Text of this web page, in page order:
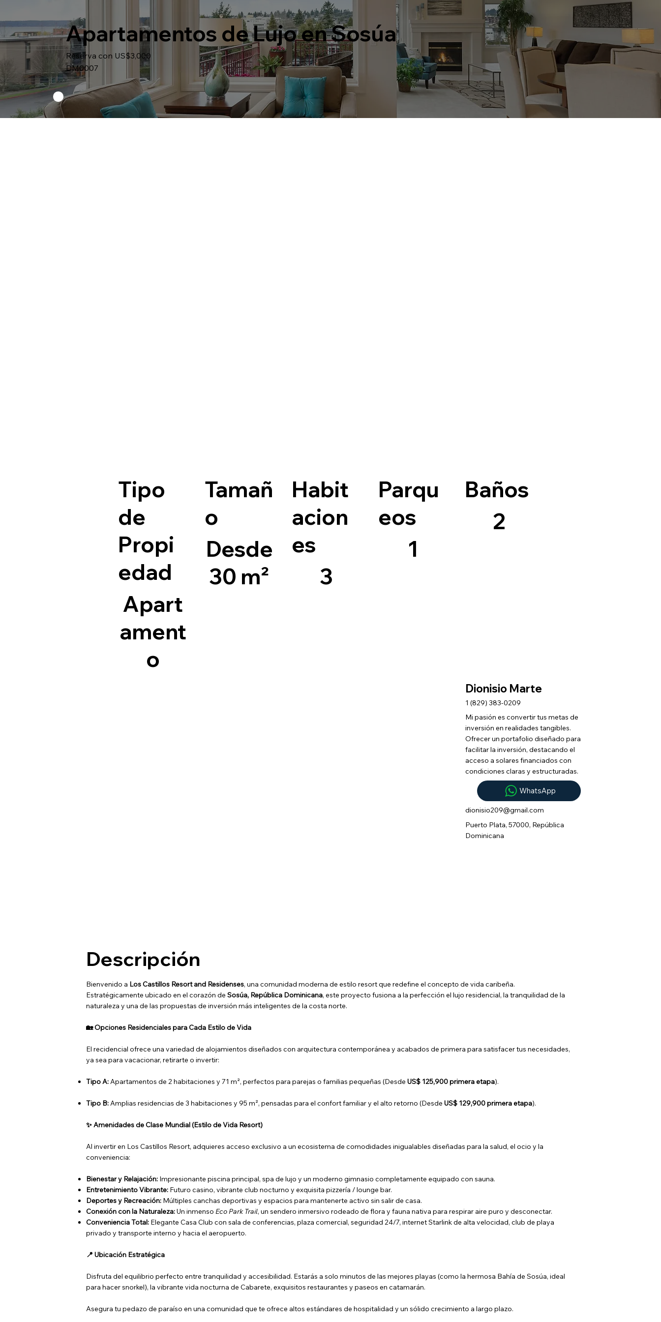
Apartamentos de Lujo en Sosúa
Reserva con US$3,000
DM0007
Tipo
de
Propi
edad
Apart
ament
o
Tamañ
o
Desde
30 m²
Habit
acion
es
3
Parqu
eos
1
Baños
2
Dionisio Marte
1 (829) 383-0209
Mi pasión es convertir tus metas de
inversión en realidades tangibles.
Ofrecer un portafolio diseñado para
facilitar la inversión, destacando el
acceso a solares financiados con
condiciones claras y estructuradas.
WhatsApp
dionisio209@gmail.com
Puerto Plata, 57000, República
Dominicana
Descripción
Bienvenido a Los Castillos Resort and Residenses, una comunidad moderna de estilo resort que redefine el concepto de vida caribeña.
Estratégicamente ubicado en el corazón deSosúa, República Dominicana, este proyecto fusiona a la perfección el lujo residencial, la tranquilidad de la
naturaleza y una de las propuestas de inversión más inteligentes de la costa norte.
🏡 Opciones Residenciales para Cada Estilo de Vida
El recidencial ofrece una variedad de alojamientos diseñados con arquitectura contemporánea y acabados de primera para satisfacer tus necesidades,
ya sea para vacacionar, retirarte o invertir:
Tipo A:Apartamentos de 2 habitaciones y 71 m², perfectos para parejas o familias pequeñas (DesdeUS$ 125,900 primera etapa).
Tipo B:Amplias residencias de 3 habitaciones y 95 m², pensadas para el confort familiar y el alto retorno (DesdeUS$ 129,900 primera etapa).
✨ Amenidades de Clase Mundial (Estilo de Vida Resort)
Al invertir en Los Castillos Resort, adquieres acceso exclusivo a un ecosistema de comodidades inigualables diseñadas para la salud, el ocio y la
conveniencia:
Bienestar y Relajación: Impresionante piscina principal, spa de lujo y un moderno gimnasio completamente equipado con sauna.
Entretenimiento Vibrante: Futuro casino, vibrante club nocturno y exquisita pizzería / lounge bar.
Deportes y Recreación: Múltiples canchas deportivas y espacios para mantenerte activo sin salir de casa.
Conexión con la Naturaleza:Un inmensoEco Park Trail, un sendero inmersivo rodeado de flora y fauna nativa para respirar aire puro y desconectar.
Conveniencia Total: Elegante Casa Club con sala de conferencias, plaza comercial, seguridad 24/7, internet Starlink de alta velocidad, club de playa
privado y transporte interno y hacia el aeropuerto.
📍 Ubicación Estratégica
Disfruta del equilibrio perfecto entre tranquilidad y accesibilidad. Estarás a solo minutos de las mejores playas (como la hermosa Bahía de Sosúa, ideal
para hacer snorkel), la vibrante vida nocturna de Cabarete, exquisitos restaurantes y paseos en catamarán.
Asegura tu pedazo de paraíso en una comunidad que te ofrece altos estándares de hospitalidad y un sólido crecimiento a largo plazo.